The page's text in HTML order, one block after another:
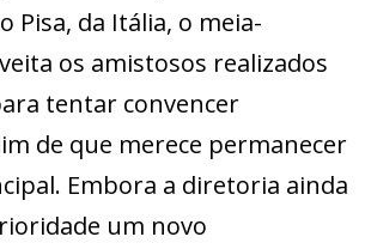
Pisa, da Itália, o meia-
os amistosos realizados
tentar convencer
de que merece permanecer
Embora a diretoria ainda
um novo